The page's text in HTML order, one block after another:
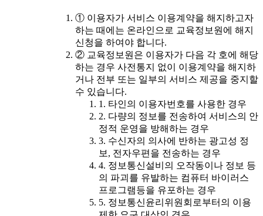
① 이용자가 서비스 이용계약을 해지하고자
하는 때에는 온라인으로 교육정보원에 해지
신청을 하여야 합니다.
② 교육정보원은 이용자가 다음 각 호에 해당
하는 경우 사전통지 없이 이용계약을 해지하
거나 전부 또는 일부의 서비스 제공을 중지할
수 있습니다.
1. 타인의 이용자번호를 사용한 경우
2. 다량의 정보를 전송하여 서비스의 안
정적 운영을 방해하는 경우
3. 수신자의 의사에 반하는 광고성 정
보, 전자우편을 전송하는 경우
4. 정보통신설비의 오작동이나 정보 등
의 파괴를 유발하는 컴퓨터 바이러스
프로그램등을 유포하는 경우
5. 정보통신윤리위원회로부터의 이용